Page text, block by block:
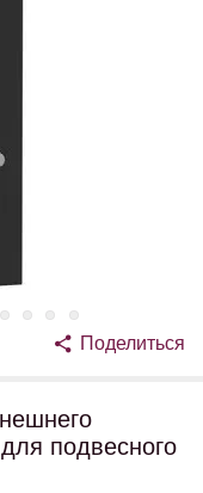
Поделиться
подвесного